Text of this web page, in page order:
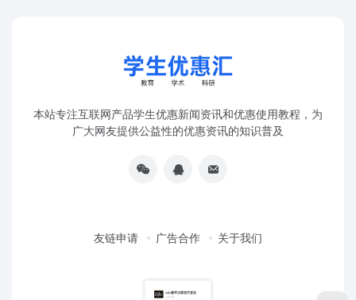
本站专注互联网产品学生优惠新闻资讯和优惠使用教程，为
广大网友提供公益性的优惠资讯的知识普及
友链申请 广告合作 关于我们